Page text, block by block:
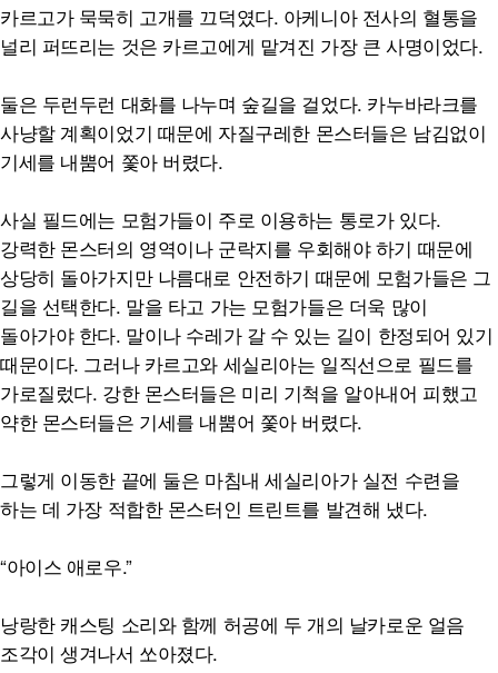
카르고가 묵묵히 고개를 끄덕였다. 아케니아 전사의 혈통을
널리 퍼뜨리는 것은 카르고에게 맡겨진 가장 큰 사명이었다.
둘은 두런두런 대화를 나누며 숲길을 걸었다. 카누바라크를
사냥할 계획이었기 때문에 자질구레한 몬스터들은 남김없이
기세를 내뿜어 쫓아 버렸다.
사실 필드에는 모험가들이 주로 이용하는 통로가 있다.
강력한 몬스터의 영역이나 군락지를 우회해야 하기 때문에
상당히 돌아가지만 나름대로 안전하기 때문에 모험가들은 그
길을 선택한다. 말을 타고 가는 모험가들은 더욱 많이
돌아가야 한다. 말이나 수레가 갈 수 있는 길이 한정되어 있기
때문이다. 그러나 카르고와 세실리아는 일직선으로 필드를
가로질렀다. 강한 몬스터들은 미리 기척을 알아내어 피했고
약한 몬스터들은 기세를 내뿜어 쫓아 버렸다.
그렇게 이동한 끝에 둘은 마침내 세실리아가 실전 수련을
하는 데 가장 적합한 몬스터인 트린트를 발견해 냈다.
“아이스 애로우.”
낭랑한 캐스팅 소리와 함께 허공에 두 개의 날카로운 얼음
조각이 생겨나서 쏘아졌다.